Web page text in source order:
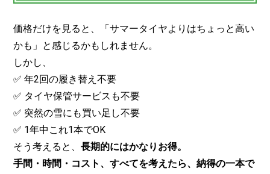
価格だけを見ると、「サマータイヤよりはちょっと高い
かも」と感じるかもしれません。
しかし、
✅ 年2回の履き替え不要
✅ タイヤ保管サービスも不要
✅ 突然の雪にも買い足し不要
✅ 1年中これ1本でOK
そう考えると、 長期的にはかなりお得。
手間・時間・コスト、すべてを考えたら、納得の一本で